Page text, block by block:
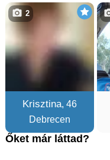
Krisztina, 46
Debrecen
2
Őket már láttad?